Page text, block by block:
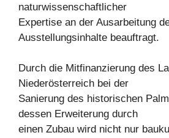
naturwissenschaftlicher
Expertise an der Ausarbeitung
Ausstellungsinhalte beauftragt.
Durch die Mitfinanzierung des
Niederösterreich bei der
Sanierung des historischen
dessen Erweiterung durch
einen Zubau wird nicht nur